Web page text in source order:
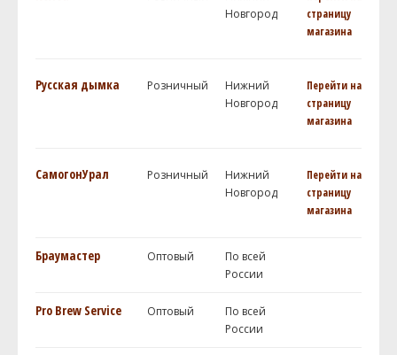
Новгород
страницу
магазина
Русская дымка Розничный
Нижний
Новгород
Перейти на
страницу
магазина
СамогонУрал Розничный
Нижний
Новгород
Перейти на
страницу
магазина
Браумастер Оптовый
По всей
России
Pro Brew Service Оптовый
По всей
России